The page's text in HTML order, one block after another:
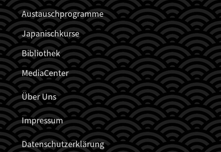
Austauschprogramme
Japanischkurse
Bibliothek
MediaCenter
Über Uns
Impressum
Datenschutzerklärung